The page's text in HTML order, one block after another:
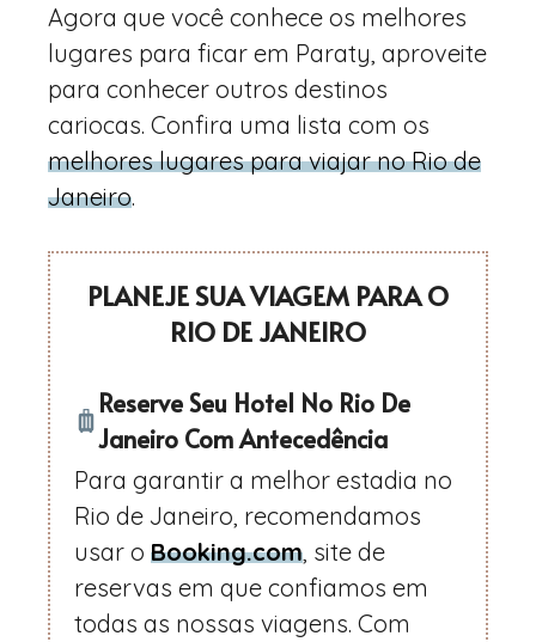
Agora que você conhece os melhores
lugares para ficar em Paraty, aproveite
para conhecer outros destinos
cariocas. Confira uma lista com os
melhores lugares para viajar no Rio de
Janeiro.
PLANEJE SUA VIAGEM PARA O
RIO DE JANEIRO
Reserve Seu Hotel No Rio De
Janeiro Com Antecedência
Para garantir a melhor estadia no
Rio de Janeiro, recomendamos
usar o Booking.com , site de
reservas em que confiamos em
todas as nossas viagens. Com